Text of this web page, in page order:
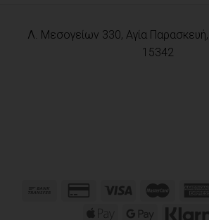
Λ. Μεσογείων 330, Αγία
15342